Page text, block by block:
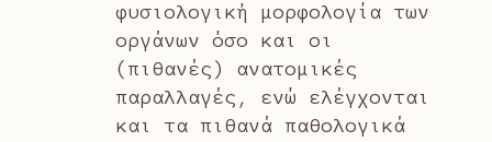
φυσιολογική μορφολογία των
οργάνων όσο και οι
(πιθανές) ανατομικές
παραλλαγές, ενώ ελέγχονται
και τα πιθανά παθολογικά